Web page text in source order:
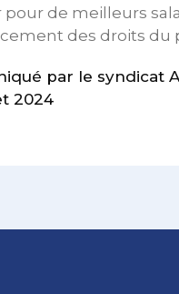
de meilleurs
des droits du
par le syndicat
2024